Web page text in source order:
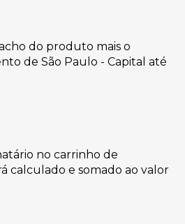
do produto mais o
de São Paulo - Capital até
no carrinho de
calculado e somado ao valor